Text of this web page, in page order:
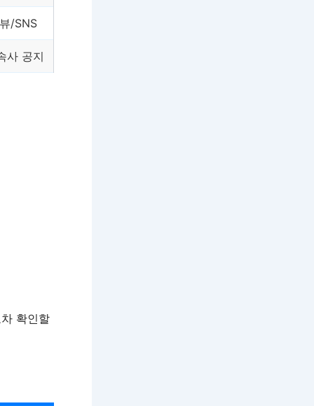
/SNS
사 공지
확인할